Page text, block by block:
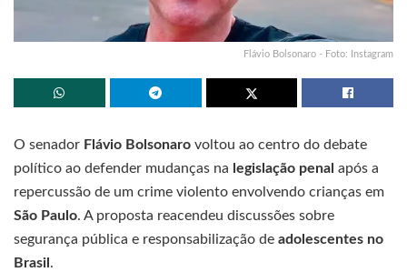
Flávio Bolsonaro - Foto: Instagram
O senador Flávio Bolsonaro voltou ao centro do debate
político ao defender mudanças na legislação penal após a
repercussão de um crime violento envolvendo crianças em
São Paulo. A proposta reacendeu discussões sobre
segurança pública e responsabilização de adolescentes no
Brasil .